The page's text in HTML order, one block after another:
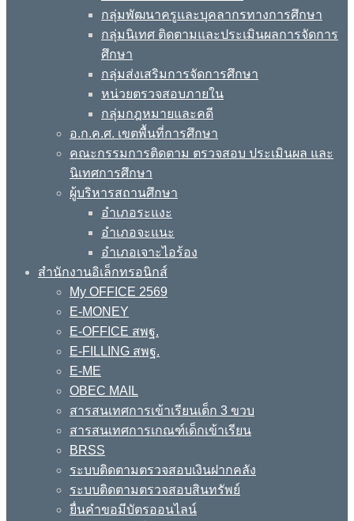
กลุ่มพัฒนาครูและบุคลากรทางการศึกษา
กลุ่มนิเทศ ติดตามและประเมินผลการจัดการ
ศึกษา
กลุ่มส่งเสริมการจัดการศึกษา
หน่วยตรวจสอบภายใน
กลุ่มกฎหมายและคดี
อ.ก.ค.ศ. เขตพื้นที่การศึกษา
คณะกรรมการติดตาม ตรวจสอบ ประเมินผล และ
นิเทศการศึกษา
ผู้บริหารสถานศึกษา
อำเภอระแงะ
อำเภอจะแนะ
อำเภอเจาะไอร้อง
สำนักงานอิเล็กทรอนิกส์
My OFFICE 2569
E-MONEY
E-OFFICE สพฐ.
E-FILLING สพฐ.
E-ME
OBEC MAIL
สารสนเทศการเข้าเรียนเด็ก 3 ขวบ
สารสนเทศการเกณฑ์เด็กเข้าเรียน
BRSS
ระบบติดตามตรวจสอบเงินฝากคลัง
ระบบติดตามตรวจสอบสินทรัพย์
ยื่นคำขอมีบัตรออนไลน์